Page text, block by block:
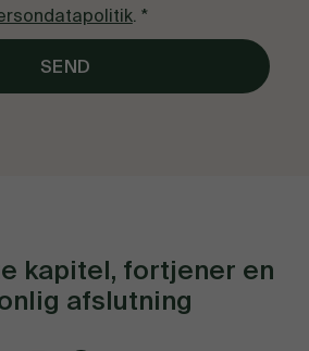
. *
kapitel, fortjener en
afslutning